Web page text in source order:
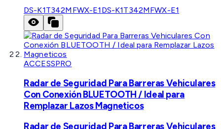
DS-K1T342MFWX-E1 DS-K1T342MFWX-E1
ACCESSPRO
Radar de Seguridad Para Barreras Vehiculares
Con Conexión BLUETOOTH / Ideal para
Remplazar Lazos Magneticos
Radar de Seguridad Para Barreras Vehiculares